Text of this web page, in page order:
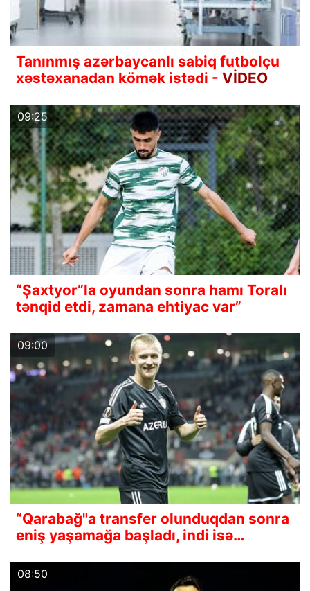
Tanınmış azərbaycanlı sabiq futbolçu
xəstəxanadan kömək istədi - VİDEO
09:25
“Şaxtyor”la oyundan sonra hamı Toralı
tənqid etdi, zamana ehtiyac var”
09:00
“Qarabağ"a transfer olunduqdan sonra
eniş yaşamağa başladı, indi isə…
08:50